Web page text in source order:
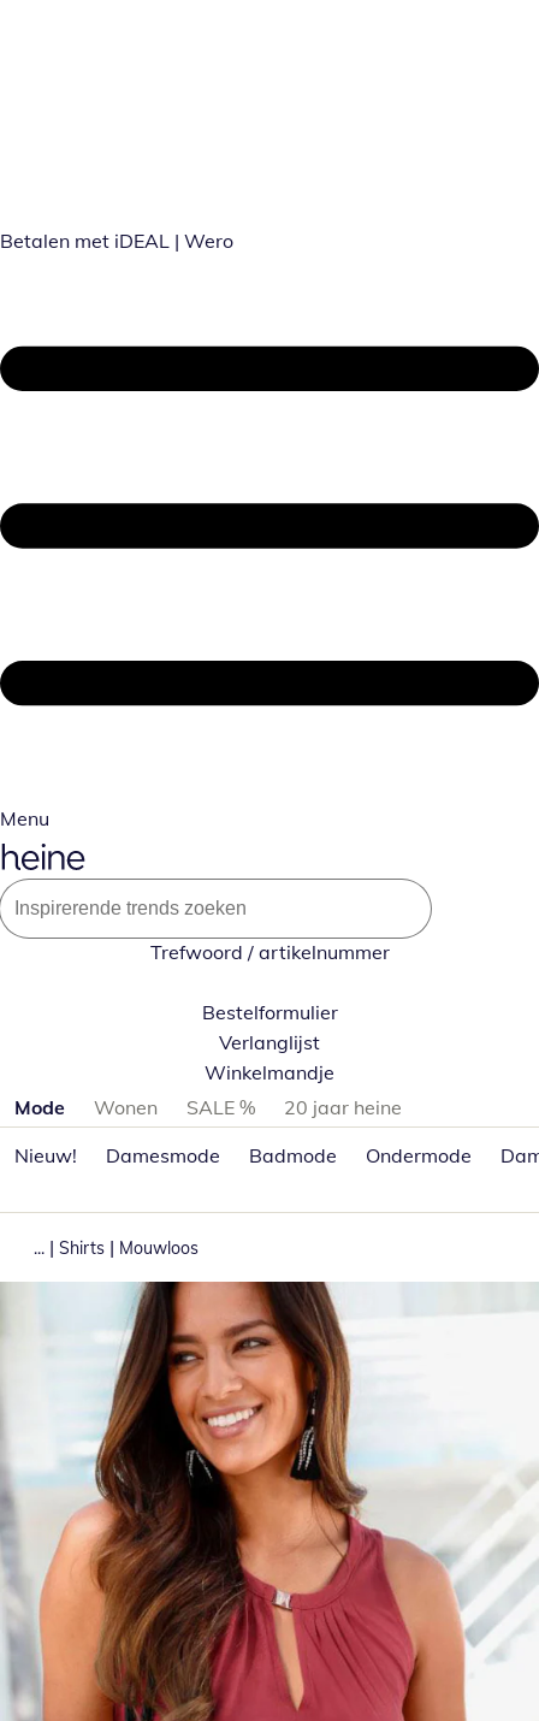
Betalen met iDEAL | Wero
Menu
Trefwoord / artikelnummer
Bestelformulier
Verlanglijst
Winkelmandje
Productcategorieën overslaan
Mode Wonen SALE %
20 jaar heine
Nieuw!
Damesmode Badmode Ondermode
... | Shirts | Mouwloos